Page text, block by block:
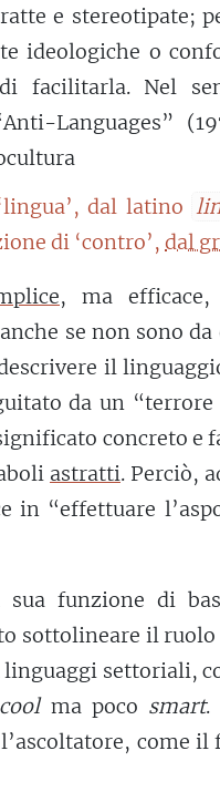
e stereotipate;
ideologiche o
facilitarla. Nel
Languages”
dal latino
di ‘contro’, dal
, ma
se non sono
il
da un “terrore
concreto e
astratti. Perciò,
in “effettuare
sua funzione di
sottolineare il ruolo
settoriali,
coolma poco smart.
l’ascoltatore, come il